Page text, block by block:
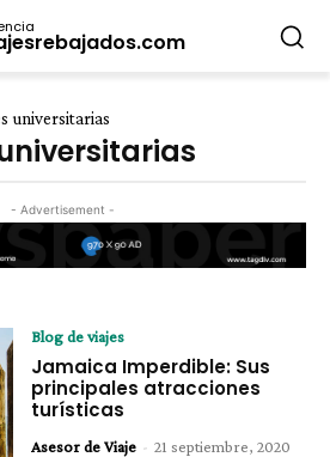
universitarias
- Advertisement -
Blog de viajes
Jamaica Imperdible: Sus
principales atracciones
turísticas
Asesor de Viaje - 21 septiembre, 2020